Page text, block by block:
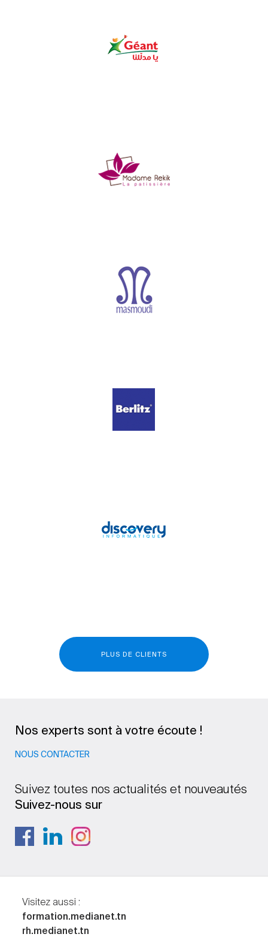
PLUS DE CLIENTS
Nos experts sont à votre écoute !
NOUS CONTACTER
Suivez toutes nos actualités et nouveautés
Suivez-nous sur
Visitez aussi :
formation.medianet.tn
rh.medianet.tn